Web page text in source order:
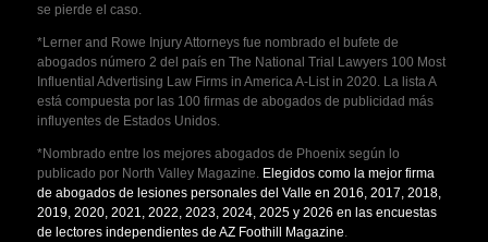
se pierde el caso.
*Lerner and Rowe Injury Attorneys fue nombrado el bufete de
abogados número 2 del país en The National Trial Lawyers 100 Most
Influential Advertising Law Firms in America A-List in 2020. La lista A
está compuesta por las 100 firmas de abogados de publicidad más
influyentes de Estados Unidos.
*Nombrado entre los mejores abogados de Phoenix según lo
publicado por North Valley Magazine. Elegidos como la mejor firma
de abogados de lesiones personales del Valle en 2016, 2017, 2018,
2019, 2020, 2021, 2022, 2023, 2024, 2025 y 2026 en las encuestas
de lectores independientes de AZ Foothill Magazine.